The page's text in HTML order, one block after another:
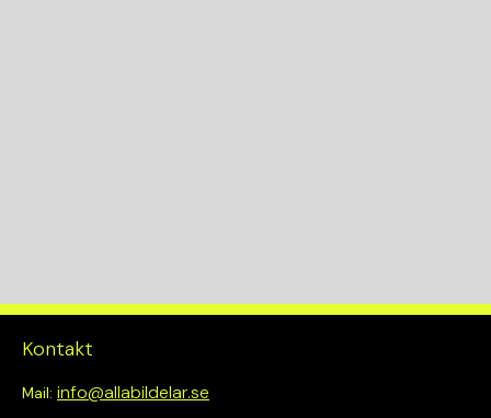
Kontakt
Mail: info@allabildelar.se